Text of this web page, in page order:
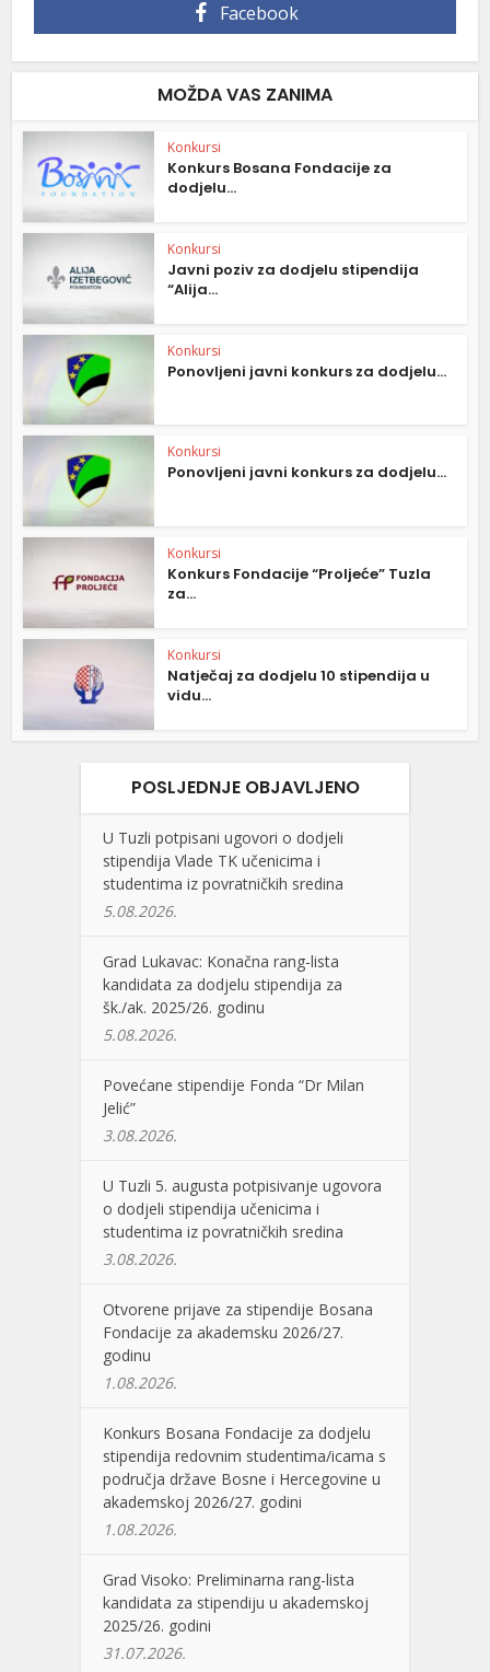
Facebook
MOŽDA VAS ZANIMA
Konkursi
Konkurs Bosana Fondacije za
dodjelu...
Konkursi
Javni poziv za dodjelu stipendija
“Alija...
Konkursi
Ponovljeni javni konkurs za dodjelu...
Konkursi
Ponovljeni javni konkurs za dodjelu...
Konkursi
Konkurs Fondacije “Proljeće” Tuzla
za...
Konkursi
Natječaj za dodjelu 10 stipendija u
vidu...
POSLJEDNJE OBJAVLJENO
U Tuzli potpisani ugovori o dodjeli
stipendija Vlade TK učenicima i
studentima iz povratničkih sredina
5.08.2026.
Grad Lukavac: Konačna rang-lista
kandidata za dodjelu stipendija za
šk./ak. 2025/26. godinu
5.08.2026.
Povećane stipendije Fonda “Dr Milan
Jelić”
3.08.2026.
U Tuzli 5. augusta potpisivanje ugovora
o dodjeli stipendija učenicima i
studentima iz povratničkih sredina
3.08.2026.
Otvorene prijave za stipendije Bosana
Fondacije za akademsku 2026/27.
godinu
1.08.2026.
Konkurs Bosana Fondacije za dodjelu
stipendija redovnim studentima/icama s
područja države Bosne i Hercegovine u
akademskoj 2026/27. godini
1.08.2026.
Grad Visoko: Preliminarna rang-lista
kandidata za stipendiju u akademskoj
2025/26. godini
31.07.2026.